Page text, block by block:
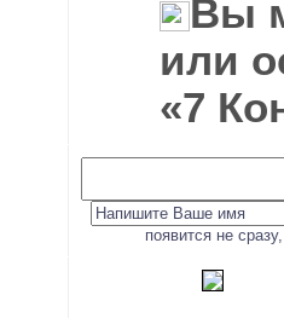
Вы
или
«7
появится не